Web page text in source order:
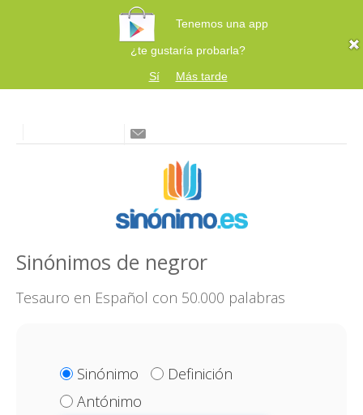
Tenemos una app
¿te gustaría probarla?
Sí
Más tarde
Sinónimos de negror
Tesauro en Español con 50.000 palabras
Sinónimo
Definición
Antónimo